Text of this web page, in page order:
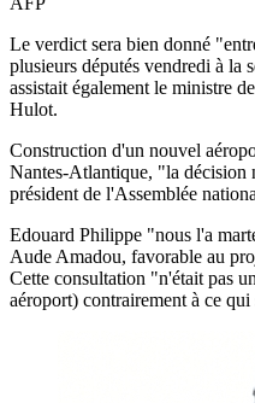
Le verdict sera bien donné
plusieurs députés vendredi à la
assistait également le ministre
Hulot.
Construction d'un nouvel
Nantes-Atlantique, "la décision
président de l'Assemblée
Edouard Philippe "nous l'a
Aude Amadou, favorable au
Cette consultation "n'était pas
aéroport) contrairement à ce